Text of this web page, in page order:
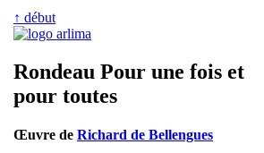
↑ début
Rondeau Pour une fois et
pour toutes
Œuvre de Richard de Bellengues